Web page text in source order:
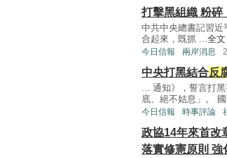
打擊黑組織 粉碎
中共中央總書記習近
合起來，既抓 ... 全文
今日信報 兩岸消息
中央打黑結合反
... 通知》，誓言打
底、絕不姑息」。
今日信報 時事評論
政協14年來首改
落實修憲原則 強